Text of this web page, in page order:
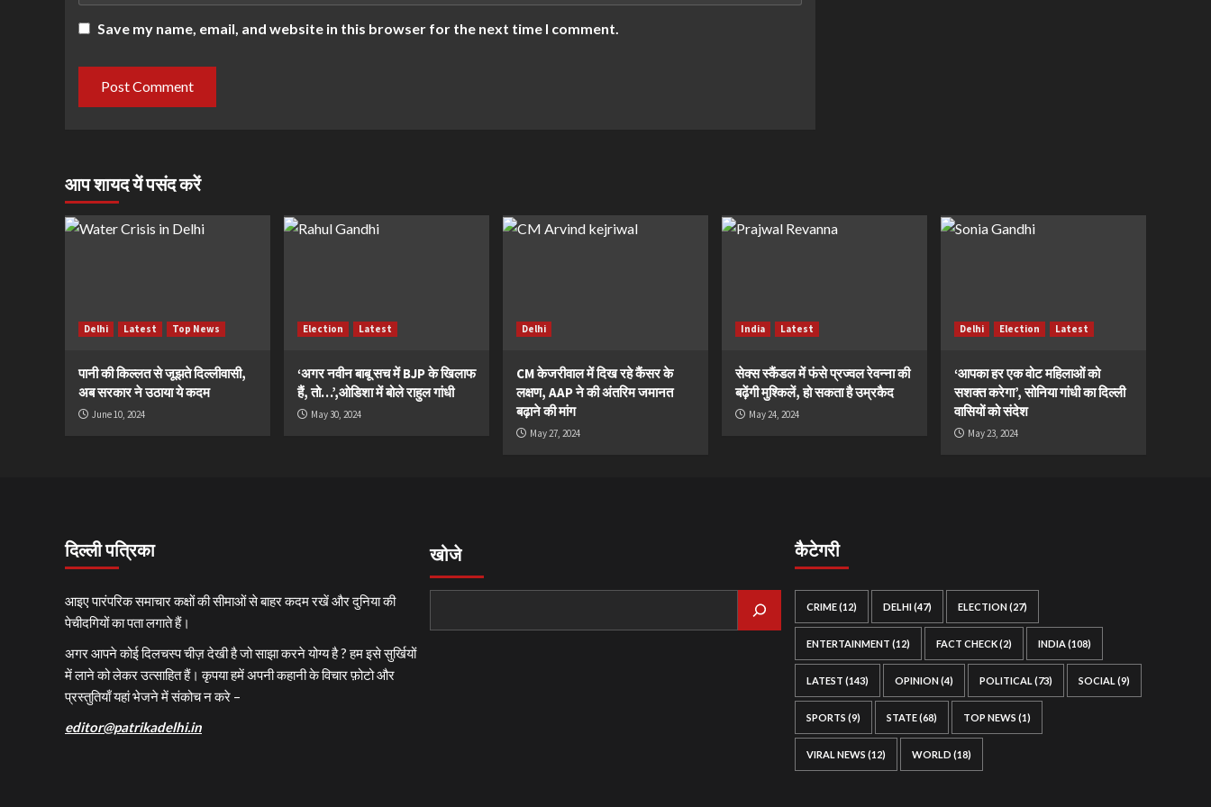
Save my name, email, and website in this browser for the next time I comment.
आप शायद यें पसंद करें
Delhi Latest Top News
पानी की किल्लत से जूझते दिल्लीवासी,
अब सरकार ने उठाया ये कदम
June 10, 2024
Election Latest
‘अगर नवीन बाबू सच में BJP के खिलाफ
हैं, तो…’,ओडिशा में बोले राहुल गांधी
May 30, 2024
Delhi
CM केजरीवाल में दिख रहे कैंसर के
लक्षण, AAP ने की अंतरिम जमानत
बढ़ाने की मांग
May 27, 2024
India Latest
सेक्स स्कैंडल में फंसे प्रज्वल रेवन्ना की
बढ़ेंगी मुश्किलें, हो सकता है उम्रकैद
May 24, 2024
Delhi Election Latest
‘आपका हर एक वोट महिलाओं को
सशक्त करेगा’, सोनिया गांधी का दिल्ली
वासियों को संदेश
May 23, 2024
दिल्ली पत्रिका
आइए पारंपरिक समाचार कक्षों की सीमाओं से बाहर कदम रखें और दुनिया की
पेचीदगियों का पता लगाते हैं।
अगर आपने कोई दिलचस्प चीज़ देखी है जो साझा करने योग्य है ? हम इसे सुर्खियों
में लाने को लेकर उत्साहित हैं। कृपया हमें अपनी कहानी के विचार फ़ोटो और
प्रस्तुतियाँ यहां भेजने में संकोच न करे –
editor@patrikadelhi.in
खोजे कैटेगरी
CRIME(12) DELHI(47) ELECTION(27)
ENTERTAINMENT (12) FACT CHECK(2) INDIA(108)
LATEST (143) OPINION(4) POLITICAL (73) SOCIAL (9)
SPORTS (9) STATE(68) TOP NEWS (1)
VIRAL NEWS (12) WORLD (18)